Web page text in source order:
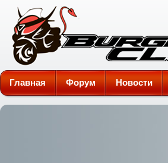
Burgman-Club
Главная Форум Новости